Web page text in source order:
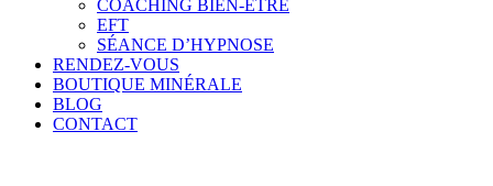
COACHING BIEN-ETRE
EFT
SÉANCE D’HYPNOSE
RENDEZ-VOUS
BOUTIQUE MINÉRALE
BLOG
CONTACT